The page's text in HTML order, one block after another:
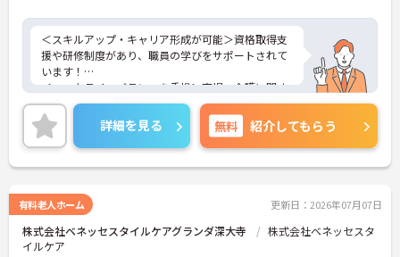
＜スキルアップ・キャリア形成が可能＞資格取得支
援や研修制度があり、職員の学びをサポートされて
います！
＜ワークライフバランスを重視＞育児・介護に関す
る制度や社宅制度、各種手当など、長く安心して働
きやすい環境が整っています。
＜寄り添ったケアの実施＞利用者さまに深く寄り添
ったサービスの提供を目指し、職員の専門性を高め
るような人材育成にも注力されています。
詳細をお話ししますのでお気軽にご相談ください！
詳細を見る 無料 紹介してもらう
有料老人ホーム 更新日：2026年07月07日
株式会社ベネッセスタイルケアグランダ深大寺
株式会社ベネッセスタ
イルケア